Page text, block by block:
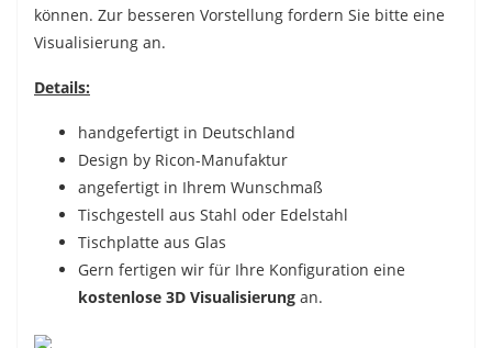
können. Zur besseren Vorstellung fordern Sie bitte eine
Visualisierung an.
Details:
handgefertigt in Deutschland
Design by Ricon-Manufaktur
angefertigt in Ihrem Wunschmaß
Tischgestell aus Stahl oder Edelstahl
Tischplatte aus Glas
Gern fertigen wir für Ihre Konfiguration eine
kostenlose 3D Visualisierung an.